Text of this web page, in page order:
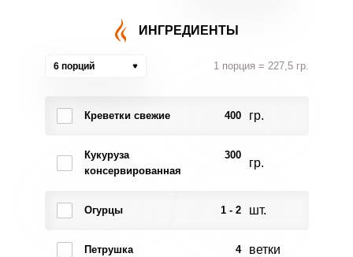
ИНГРЕДИЕНТЫ
6 порций 1 порция = 227,5 гр.
Креветки свежие 400 гр.
Кукуруза
консервированная
300
гр.
Огурцы 1 - 2 шт.
Петрушка 4 ветки